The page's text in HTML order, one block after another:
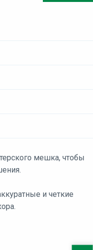
мешка, чтобы
и четкие